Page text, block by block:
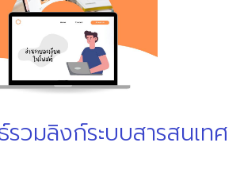
วมลิงก์ระบบสารสนเทศ